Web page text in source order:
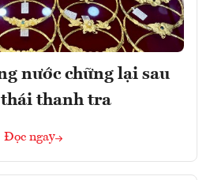
nước chững lại sau
thanh tra
Đọc ngay